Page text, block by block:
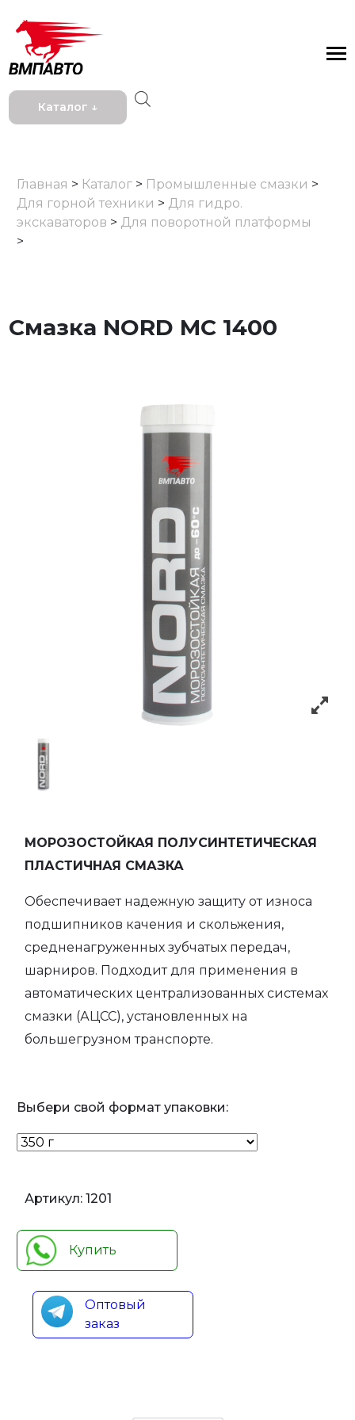
Каталог ↓
Главная > Каталог > Промышленные смазки >
Для горной техники > Для гидро.
экскаваторов > Для поворотной платформы
>
Cмазка NORD МС 1400
МОРОЗОСТОЙКАЯ ПОЛУСИНТЕТИЧЕСКАЯ
ПЛАСТИЧНАЯ СМАЗКА
Обеспечивает надежную защиту от износа
подшипников качения и скольжения,
средненагруженных зубчатых передач,
шарниров. Подходит для применения в
автоматических централизованных системах
смазки (АЦСС), установленных на
большегрузном транспорте.
Выбери свой формат упаковки:
Артикул:1201
Купить
Оптовый
заказ